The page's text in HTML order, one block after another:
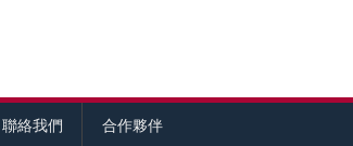
聯絡我們 合作夥伴